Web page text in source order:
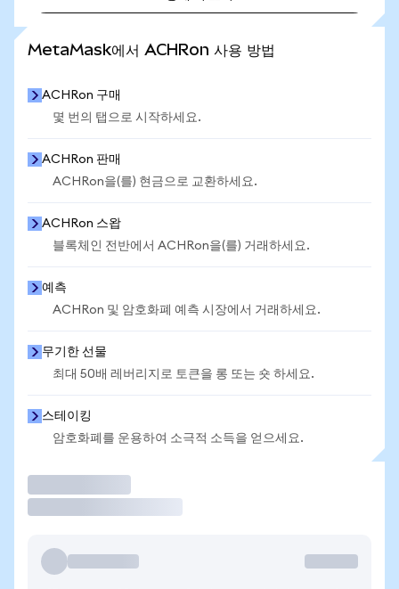
MetaMask에서 ACHRon 사용 방법
ACHRon 구매
몇 번의 탭으로 시작하세요.
ACHRon 판매
ACHRon을(를) 현금으로 교환하세요.
ACHRon 스왑
블록체인 전반에서 ACHRon을(를) 거래하세요.
예측
ACHRon 및 암호화폐 예측 시장에서 거래하세요.
무기한 선물
최대 50배 레버리지로 토큰을 롱 또는 숏 하세요.
스테이킹
암호화폐를 운용하여 소극적 소득을 얻으세요.